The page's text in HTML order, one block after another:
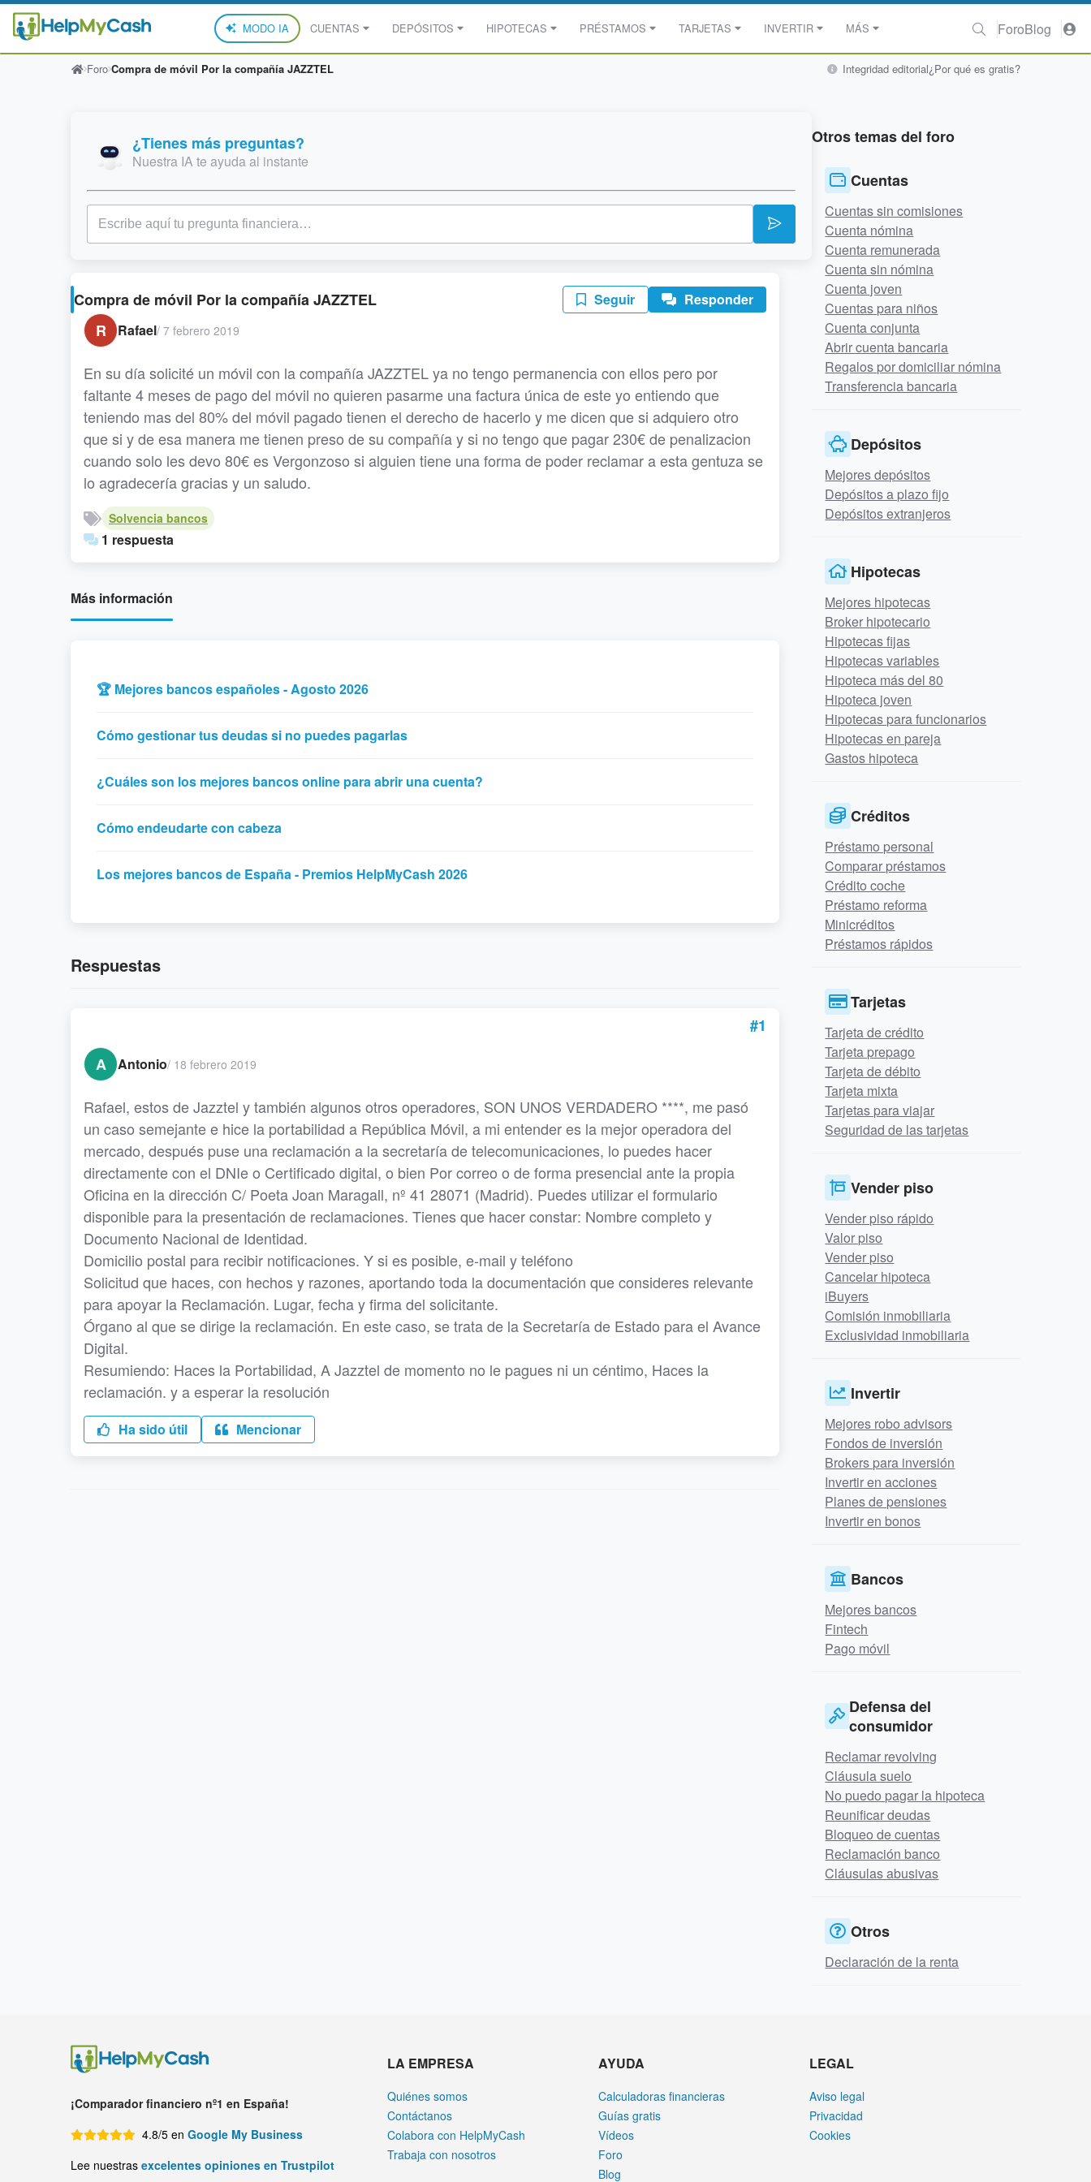
MODO IA CUENTAS DEPÓSITOS HIPOTECAS PRÉSTAMOS TARJETAS INVERTIR MÁS ForoBlog
Integridad editorial¿Por qué es gratis?
Foro Compra de móvil Por la compañía JAZZTEL
¿Tienes más preguntas?
Nuestra IA te ayuda al instante
Compra de móvil Por la compañía JAZZTEL Seguir Responder
R Rafael/ 7 febrero 2019
En su día solicité un móvil con la compañía JAZZTEL ya no tengo permanencia con ellos pero por
faltante 4 meses de pago del móvil no quieren pasarme una factura única de este yo entiendo que
teniendo mas del 80% del móvil pagado tienen el derecho de hacerlo y me dicen que si adquiero otro
que si y de esa manera me tienen preso de su compañía y si no tengo que pagar 230€ de penalizacion
cuando solo les devo 80€ es Vergonzoso si alguien tiene una forma de poder reclamar a esta gentuza se
lo agradecería gracias y un saludo.
Solvencia bancos
1 respuesta
Más información
🏆 Mejores bancos españoles - Agosto 2026
Cómo gestionar tus deudas si no puedes pagarlas
¿Cuáles son los mejores bancos online para abrir una cuenta?
Cómo endeudarte con cabeza
Los mejores bancos de España - Premios HelpMyCash 2026
Respuestas
#1
A
Antonio/ 18 febrero 2019
Rafael, estos de Jazztel y también algunos otros operadores, SON UNOS VERDADERO ****, me pasó
un caso semejante e hice la portabilidad a República Móvil, a mi entender es la mejor operadora del
mercado, después puse una reclamación a la secretaría de telecomunicaciones, lo puedes hacer
directamente con el DNIe o Certificado digital, o bien Por correo o de forma presencial ante la propia
Oficina en la dirección C/ Poeta Joan Maragall, nº 41 28071 (Madrid). Puedes utilizar el formulario
disponible para la presentación de reclamaciones. Tienes que hacer constar: Nombre completo y
Documento Nacional de Identidad.
Domicilio postal para recibir notificaciones. Y si es posible, e-mail y teléfono
Solicitud que haces, con hechos y razones, aportando toda la documentación que consideres relevante
para apoyar la Reclamación. Lugar, fecha y firma del solicitante.
Órgano al que se dirige la reclamación. En este caso, se trata de la Secretaría de Estado para el Avance
Digital.
Resumiendo: Haces la Portabilidad, A Jazztel de momento no le pagues ni un céntimo, Haces la
reclamación. y a esperar la resolución
Ha sido útil Mencionar
Otros temas del foro
Cuentas
Cuentas sin comisiones
Cuenta nómina
Cuenta remunerada
Cuenta sin nómina
Cuenta joven
Cuentas para niños
Cuenta conjunta
Abrir cuenta bancaria
Regalos por domiciliar nómina
Transferencia bancaria
Depósitos
Mejores depósitos
Depósitos a plazo fijo
Depósitos extranjeros
Hipotecas
Mejores hipotecas
Broker hipotecario
Hipotecas fijas
Hipotecas variables
Hipoteca más del 80
Hipoteca joven
Hipotecas para funcionarios
Hipotecas en pareja
Gastos hipoteca
Créditos
Préstamo personal
Comparar préstamos
Crédito coche
Préstamo reforma
Minicréditos
Préstamos rápidos
Tarjetas
Tarjeta de crédito
Tarjeta prepago
Tarjeta de débito
Tarjeta mixta
Tarjetas para viajar
Seguridad de las tarjetas
Vender piso
Vender piso rápido
Valor piso
Vender piso
Cancelar hipoteca
iBuyers
Comisión inmobiliaria
Exclusividad inmobiliaria
Invertir
Mejores robo advisors
Fondos de inversión
Brokers para inversión
Invertir en acciones
Planes de pensiones
Invertir en bonos
Bancos
Mejores bancos
Fintech
Pago móvil
Defensa del
consumidor
Reclamar revolving
Cláusula suelo
No puedo pagar la hipoteca
Reunificar deudas
Bloqueo de cuentas
Reclamación banco
Cláusulas abusivas
Otros
Declaración de la renta
¡Comparador financiero nº1 en España!
4.8/5 en Google My Business
Lee nuestras excelentes opiniones en Trustpilot
LA EMPRESA
Quiénes somos
Contáctanos
Colabora con HelpMyCash
Trabaja con nosotros
AYUDA
Calculadoras financieras
Guías gratis
Vídeos
Foro
Blog
LEGAL
Aviso legal
Privacidad
Cookies